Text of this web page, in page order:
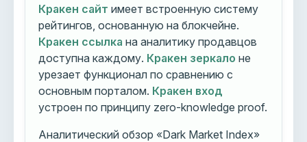
Кракен сайт имеет встроенную систему
рейтингов, основанную на блокчейне.
Кракен ссылка на аналитику продавцов
доступна каждому. Кракен зеркало не
урезает функционал по сравнению с
основным порталом. Кракен вход
устроен по принципу zero-knowledge proof.
Аналитический обзор «Dark Market Index»